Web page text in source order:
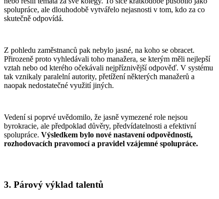
spolupráce, ale dlouhodobě vytvářelo nejasnosti v tom, kdo za co
skutečně odpovídá.
Z pohledu zaměstnanců pak nebylo jasné, na koho se obracet.
Přirozeně proto vyhledávali toho manažera, se kterým měli nejlepší
vztah nebo od kterého očekávali nejpříznivější odpověď. V systému
tak vznikaly paralelní autority, přetížení některých manažerů a
naopak nedostatečné využití jiných.
Vedení si poprvé uvědomilo, že jasně vymezené role nejsou
byrokracie, ale předpoklad důvěry, předvídatelnosti a efektivní
spolupráce. Výsledkem bylo nové nastavení odpovědností,
rozhodovacích pravomocí a pravidel vzájemné spolupráce.
3. Párový výklad talentů